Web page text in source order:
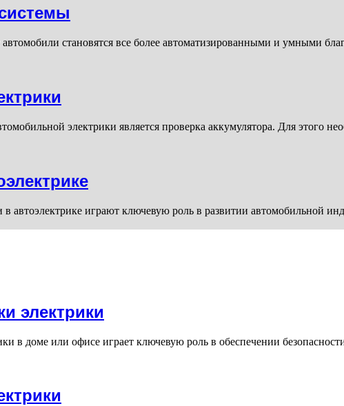
становятся все более автоматизированными и умными
электрики является проверка аккумулятора. Для этого
автоэлектрике играют ключевую роль в развитии автомобильной
электрики
в доме или офисе играет ключевую роль в обеспечении